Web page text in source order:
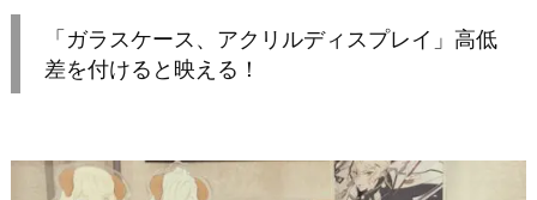
「ガラスケース、アクリルディスプレイ」高低
差を付けると映える！